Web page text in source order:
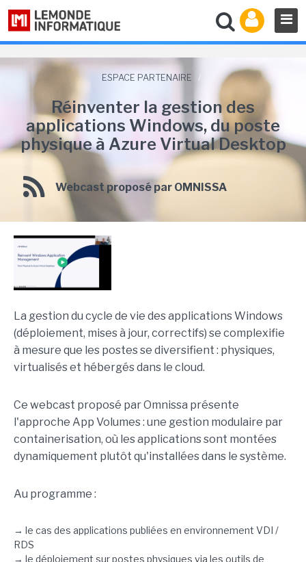
ESPACE PARTENAIRE /
Réinventer la gestion des
applications Windows, du poste
physique à Azure Virtual Desktop
Webcast proposé par OMNISSA
La gestion du cycle de vie des applications Windows
(déploiement, mises à jour, correctifs) se complexifie
à mesure que les postes se diversifient : physiques,
virtualisés et hébergés dans le cloud.
Ce webcast proposé par Omnissa présente
l'approche App Volumes : une gestion modulaire par
containerisation, où les applications sont montées
dynamiquement plutôt qu'installées dans le système.
Au programme :
→ le cas des applications publiées en environnement VDI /
RDS
→ le déploiement sur postes physiques via les outils de